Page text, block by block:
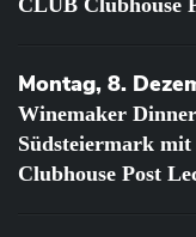
CLUB Clubhouse
Montag, 8.
Winemaker
Südsteiermark
Clubhouse Post